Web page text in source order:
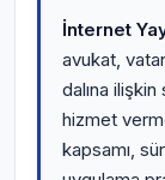
İnternet
avukat,
dalına
hizmet
kapsamı,